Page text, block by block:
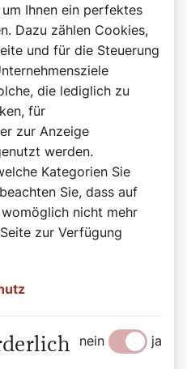
Persönlichkeiten auf
Herrscher und
Geistliche und Laien.
Bernadette Spitzer
wobei sie die
treffend
teils sperrigen Quellen in
dieser „Vorbilder“
Aufgefrischt durch
Ihnen ein perfektes
Dazu zählen Cookies,
und für die Steuerung
die lediglich zu
für
zur Anzeige
werden.
Kategorien Sie
Sie, dass auf
nicht mehr
zur Verfügung
nein ja